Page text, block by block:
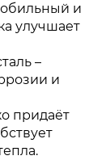
обильный и
улучшает
–
и
придаёт